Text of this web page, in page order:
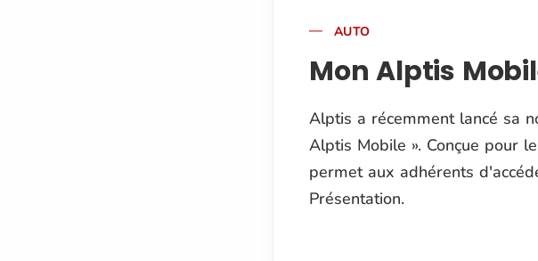
AUTO
Mon Alptis
Alptis a récemment lancé sa
Alptis Mobile ». Conçue pour
permet aux adhérents
Présentation.